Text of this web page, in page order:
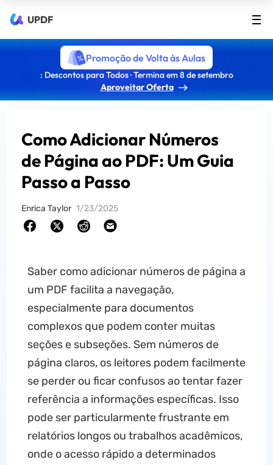
UPDF
Promoção de Volta às Aulas
: Descontos para Todos · Termina em 8 de setembro
Aproveitar Oferta
Como Adicionar Números
de Página ao PDF: Um Guia
Passo a Passo
Enrica Taylor 1/23/2025
Saber como adicionar números de página a
um PDF facilita a navegação,
especialmente para documentos
complexos que podem conter muitas
seções e subseções. Sem números de
página claros, os leitores podem facilmente
se perder ou ficar confusos ao tentar fazer
referência a informações específicas. Isso
pode ser particularmente frustrante em
relatórios longos ou trabalhos acadêmicos,
onde o acesso rápido a determinados